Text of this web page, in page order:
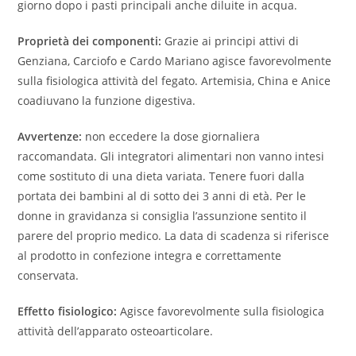
giorno dopo i pasti principali anche diluite in acqua.
Proprietà dei componenti: Grazie ai principi attivi di
Genziana, Carciofo e Cardo Mariano agisce favorevolmente
sulla fisiologica attività del fegato. Artemisia, China e Anice
coadiuvano la funzione digestiva.
Avvertenze: non eccedere la dose giornaliera
raccomandata. Gli integratori alimentari non vanno intesi
come sostituto di una dieta variata. Tenere fuori dalla
portata dei bambini al di sotto dei 3 anni di età. Per le
donne in gravidanza si consiglia l’assunzione sentito il
parere del proprio medico. La data di scadenza si riferisce
al prodotto in confezione integra e correttamente
conservata.
Effetto fisiologico: Agisce favorevolmente sulla fisiologica
attività dell’apparato osteoarticolare.